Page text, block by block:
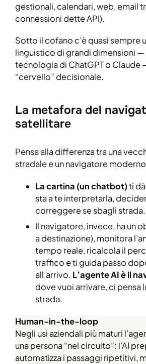
gestionali, calendari, web, email
connessioni dette API).
Sotto il cofano c’è quasi sempre
linguistico di grandi dimensioni
tecnologia di ChatGPT o Claude
“cervello” decisionale.
La metafora del
satellitare
Pensa alla differenza tra una
stradale e un navigatore
La cartina (un chatbot)ti
sta a te interpretarla,
correggere se sbagli strada.
Il navigatore, invece, ha un
a destinazione), monitora
tempo reale, ricalcola il
traffico e ti guida passo
all’arrivo. L’agente AI è il
dove vuoi arrivare, ci pensa
strada.
Human-in-the-loop
Negli usi aziendali più maturi
una persona “nel circuito”: l’AI
automatizza i passaggi ripetitivi,